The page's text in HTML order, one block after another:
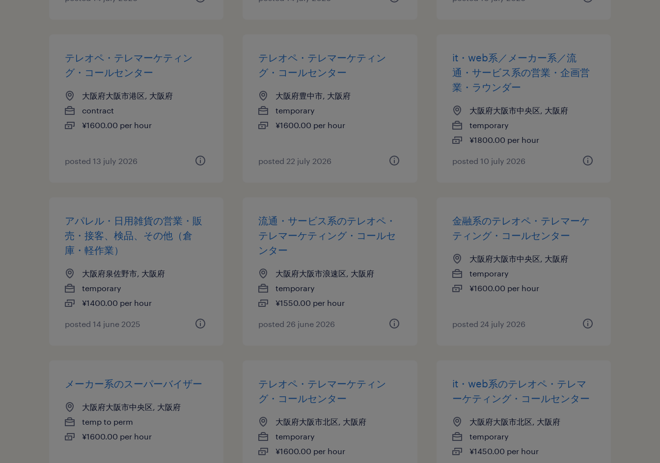
テレオペ・テレマーケティン
グ・コールセンター
大阪府大阪市港区, 大阪府
contract
¥1600.00 per hour
posted 13 july 2026
テレオペ・テレマーケティン
グ・コールセンター
大阪府豊中市, 大阪府
temporary
¥1600.00 per hour
posted 22 july 2026
it・web系／メーカー系／流
通・サービス系の営業・企画営
業・ラウンダー
大阪府大阪市中央区, 大阪府
temporary
¥1800.00 per hour
posted 10 july 2026
アパレル・日用雑貨の営業・販
売・接客、検品、その他（倉
庫・軽作業）
大阪府泉佐野市, 大阪府
temporary
¥1400.00 per hour
posted 14 june 2025
流通・サービス系のテレオペ・
テレマーケティング・コールセ
ンター
大阪府大阪市浪速区, 大阪府
temporary
¥1550.00 per hour
posted 26 june 2026
金融系のテレオペ・テレマーケ
ティング・コールセンター
大阪府大阪市中央区, 大阪府
temporary
¥1600.00 per hour
posted 24 july 2026
メーカー系のスーパーバイザー
大阪府大阪市中央区, 大阪府
temp to perm
¥1600.00 per hour
テレオペ・テレマーケティン
グ・コールセンター
大阪府大阪市北区, 大阪府
temporary
¥1600.00 per hour
it・web系のテレオペ・テレマ
ーケティング・コールセンター
大阪府大阪市北区, 大阪府
temporary
¥1450.00 per hour